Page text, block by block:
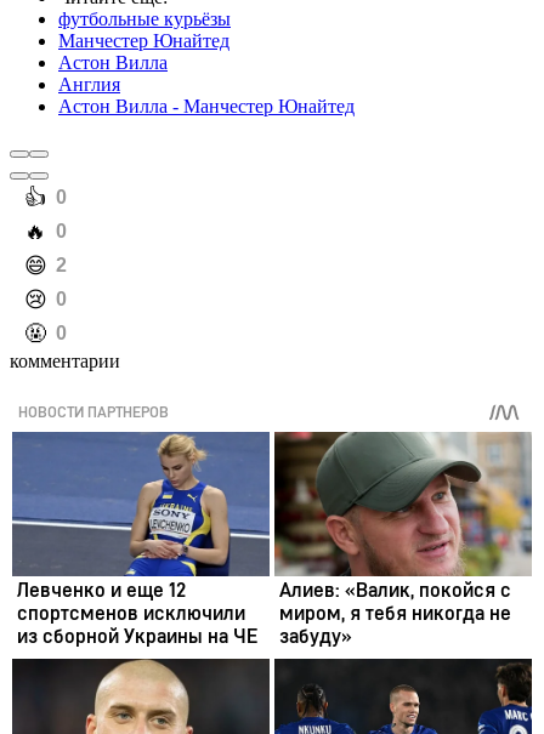
футбольные курьёзы
Манчестер Юнайтед
Астон Вилла
Англия
Астон Вилла - Манчестер Юнайтед
️👍 0
️🔥 0
️😄 2
️😢 0
️🤬 0
комментарии